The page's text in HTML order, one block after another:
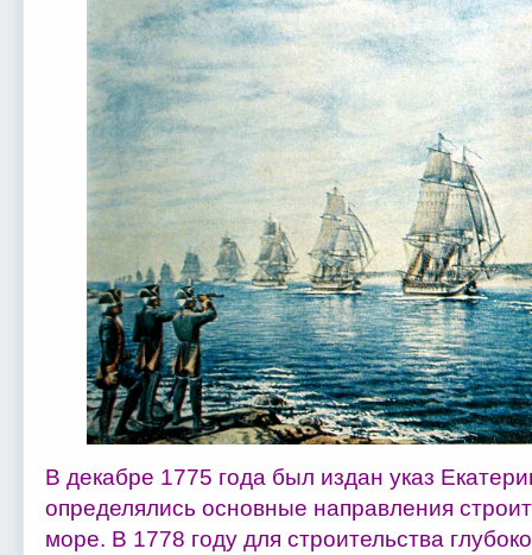
В декабре 1775 года был издан указ
определялись основные направления
море. В 1778 году для строительства